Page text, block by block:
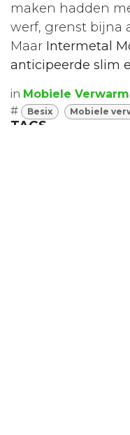
maken hadden
werf, grenst bijna
Maar Intermetal
anticipeerde slim
in Mobiele
#
Besix Mobiele
TAGS